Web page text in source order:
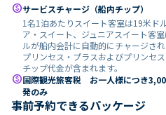
paidサービスチャージ（船内チップ）
1名1泊あたりスイート客室は19米ド
ア・スイート、ジュニアスイート客
ルが船内会計に自動的にチャージされ
プリンセス・プラスおよびプリンセ
チップ代金が含まれます。
paid国際観光旅客税 お一人様につき
発のみ
事前予約できるパッケージ